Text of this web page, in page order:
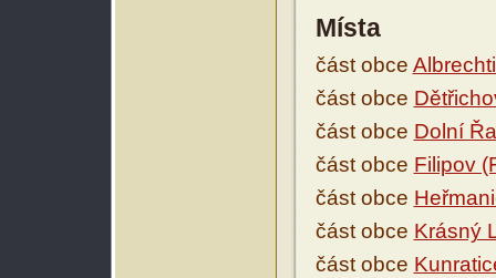
Místa
část obce
část obce
část obce Dolní
část obce Filipov
část obce
část obce Krásný
část obce